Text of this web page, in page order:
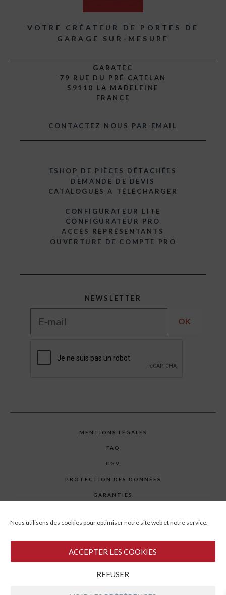
Nous utilisons des cookies pour optimiser notre site web et notre service.
ACCEPTER LES COOKIES
REFUSER
VOTRE CRÉATEUR DE PORTES DE
GARAGE SUR-MESURE
GARATEC
79 RUE DU PRÉ CATELAN
59110 LA MADELEINE
FRANCE
CONTACTEZ NOUS PAR EMAIL
ESHOP DE PIÈCES DÉTACHÉES
DEMANDE DE DEVIS
CATALOGUES A TÉLÉCHARGER
CONFIGURATEUR LITE
CONFIGURATEUR PRO
ACCÈS REPRÉSENTANTS
OUVERTURE DE COMPTE PRO
NEWSLETTER
MENTIONS LÉGALES
FAQ
CGV
PROTECTION DES DONNÉES
GARANTIES
CONTACT
© GARATEC 2023 - TOUS DROITS RÉSERVÉS